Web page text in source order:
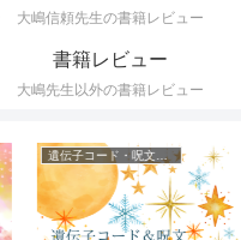
大嶋信頼先生の書籍レビュー
書籍レビュー
大嶋先生以外の書籍レビュー
遺伝子コード・呪文一覧